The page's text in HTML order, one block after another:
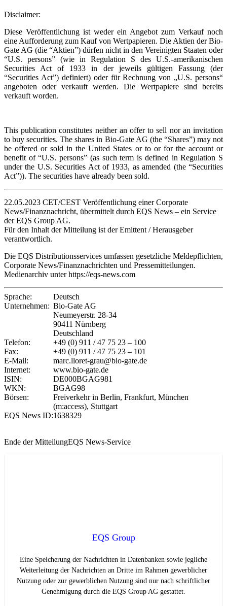
Disclaimer:
Diese Veröffentlichung ist weder ein Angebot zum Verkauf noch
eine Aufforderung zum Kauf von Wertpapieren. Die Aktien der Bio-
Gate AG (die “Aktien”) dürfen nicht in den Vereinigten Staaten oder
“U.S. persons” (wie in Regulation S des U.S.-amerikanischen
Securities Act of 1933 in der jeweils gültigen Fassung (der
“Securities Act”) definiert) oder für Rechnung von „U.S. persons“
angeboten oder verkauft werden. Die Wertpapiere sind bereits
verkauft worden.
This publication constitutes neither an offer to sell nor an invitation
to buy securities. The shares in Bio-Gate AG (the “Shares”) may not
be offered or sold in the United States or to or for the account or
benefit of “U.S. persons” (as such term is defined in Regulation S
under the U.S. Securities Act of 1933, as amended (the “Securities
Act”)). The securities have already been sold.
22.05.2023 CET/CEST Veröffentlichung einer Corporate
News/Finanznachricht, übermittelt durch EQS News – ein Service
der EQS Group AG.
Für den Inhalt der Mitteilung ist der Emittent / Herausgeber
verantwortlich.
Die EQS Distributionsservices umfassen gesetzliche Meldepflichten,
Corporate News/Finanznachrichten und Pressemitteilungen.
Medienarchiv unter https://eqs-news.com
Sprache:
Deutsch
Unternehmen: Bio-Gate AG
Neumeyerstr. 28-34
90411 Nürnberg
Deutschland
Telefon:
+49 (0) 911 / 47 75 23 – 100
Fax:
+49 (0) 911 / 47 75 23 – 101
E-Mail:
marc.lloret-grau@bio-gate.de
Internet:
www.bio-gate.de
ISIN:
DE000BGAG981
WKN:
BGAG98
Börsen:
Freiverkehr in Berlin, Frankfurt, München
(m:access), Stuttgart
EQS News ID:1638329
Ende der MitteilungEQS News-Service
EQS Group
Eine Speicherung der Nachrichten in Datenbanken sowie jegliche
Weiterleitung der Nachrichten an Dritte im Rahmen gewerblicher
Nutzung oder zur gewerblichen Nutzung sind nur nach schriftlicher
Genehmigung durch die EQS Group AG gestattet.